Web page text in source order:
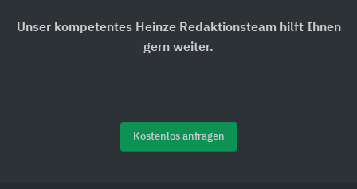
Unser kompetentes Heinze Redaktionsteam hilft Ihnen
gern weiter.
Kostenlos anfragen